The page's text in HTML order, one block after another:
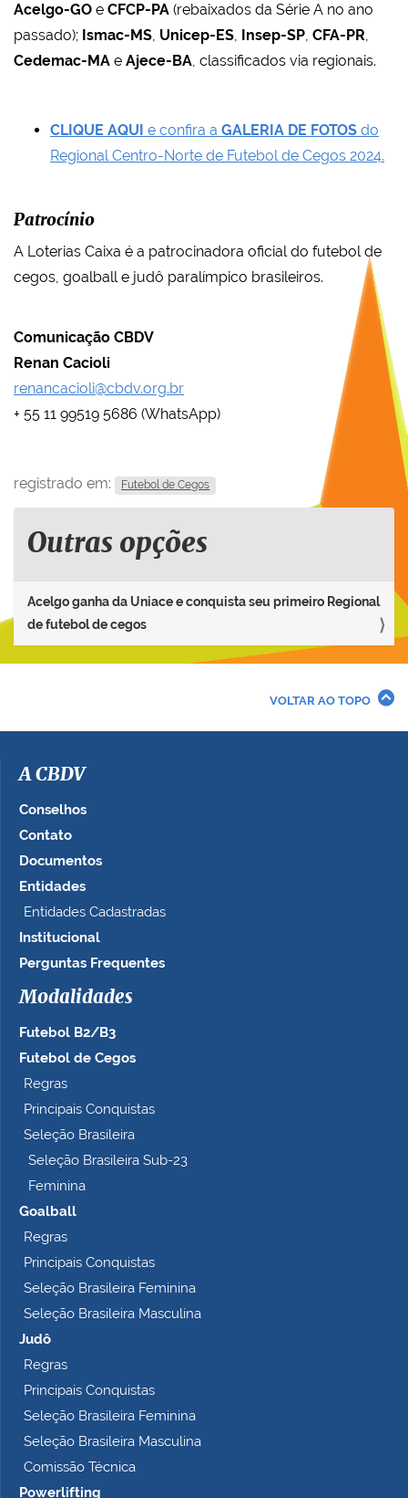
Acelgo-GO e CFCP-PA (rebaixados da Série A no ano
passado); Ismac-MS, Unicep-ES, Insep-SP, CFA-PR,
Cedemac-MA e Ajece-BA, classificados via regionais.
CLIQUE AQUI e confira a GALERIA DE FOTOS do
Regional Centro-Norte de Futebol de Cegos 2024.
Patrocínio
A Loterias Caixa é a patrocinadora oficial do futebol de
cegos, goalball e judô paralímpico brasileiros.
Comunicação CBDV
Renan Cacioli
renancacioli@cbdv.org.br
+ 55 11 99519 5686 (WhatsApp)
registrado em: Futebol de Cegos
Outras opções
Acelgo ganha da Uniace e conquista seu primeiro Regional
de futebol de cegos
VOLTAR AO TOPO
A CBDV
Conselhos
Contato
Documentos
Entidades
Entidades Cadastradas
Institucional
Perguntas Frequentes
Modalidades
Futebol B2/B3
Futebol de Cegos
Regras
Principais Conquistas
Seleção Brasileira
Seleção Brasileira Sub-23
Feminina
Goalball
Regras
Principais Conquistas
Seleção Brasileira Feminina
Seleção Brasileira Masculina
Judô
Regras
Principais Conquistas
Seleção Brasileira Feminina
Seleção Brasileira Masculina
Comissão Técnica
Powerlifting